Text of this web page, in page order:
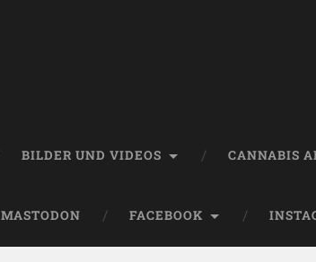
BILDER UND VIDEOS CANNABIS
MASTODON FACEBOOK